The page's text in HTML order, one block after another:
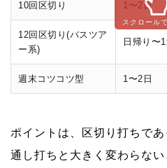
10回区切り 1〜2日
12回区切り(バスツア
ー系)
日帰り〜
週末コツコツ型 1〜2日
スクロール
ポイントは、区切り打ちで
通し打ちと大きく変わらない